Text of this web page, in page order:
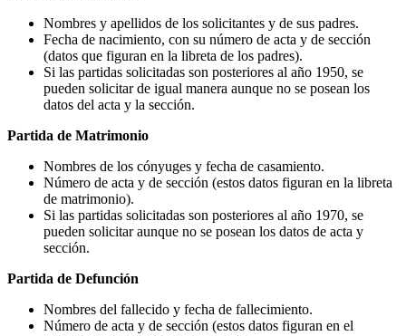
Nombres y apellidos de los solicitantes y de sus padres.
Fecha de nacimiento, con su número de acta y de sección
(datos que figuran en la libreta de los padres).
Si las partidas solicitadas son posteriores al año 1950, se
pueden solicitar de igual manera aunque no se posean los
datos del acta y la sección.
Partida de Matrimonio
Nombres de los cónyuges y fecha de casamiento.
Número de acta y de sección (estos datos figuran en la libreta
de matrimonio).
Si las partidas solicitadas son posteriores al año 1970, se
pueden solicitar aunque no se posean los datos de acta y
sección.
Partida de Defunción
Nombres del fallecido y fecha de fallecimiento.
Número de acta y de sección (estos datos figuran en el